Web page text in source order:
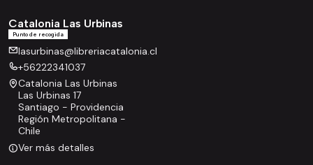
Catalonia Las Urbinas
Punto de recogida
lasurbinas@libreriacatalonia.cl
+56222341037
Catalonia Las Urbinas
Las Urbinas 17
Santiago - Providencia
Región Metropolitana -
Chile
Ver más detalles